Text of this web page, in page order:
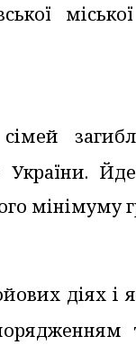
України.
мінімуму
діях і